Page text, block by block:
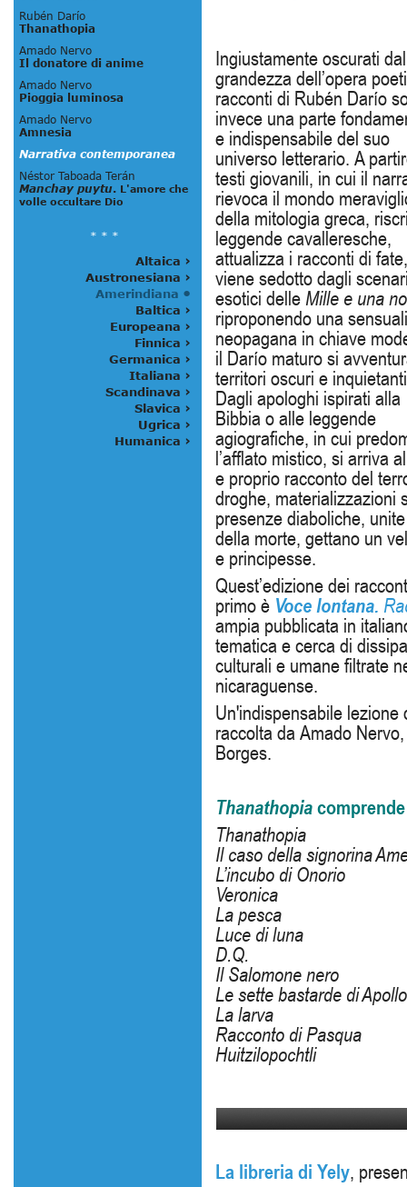
Ingiustamente oscurati
grandezza dell’opera
racconti di Rubén Darío
invece una parte
e indispensabile del suo
universo letterario. A
testi giovanili, in cui il
rievoca il mondo
della mitologia greca,
leggende cavalleresche,
attualizza i racconti di fate,
viene sedotto dagli
esotici delle Mille e una
riproponendo una
neopagana in chiave
il Darío maturo si
territori oscuri e
Dagli apologhi ispirati alla
Bibbia o alle leggende
agiografiche, in cui
l’afflato mistico, si arriva
e proprio racconto del
droghe, materializzazioni
presenze diaboliche,
della morte, gettano un
e principesse.
Quest’edizione dei
primo è Voce lontana.
ampia pubblicata in
tematica e cerca di
culturali e umane filtrate
nicaraguense.
Un'indispensabile
raccolta da Amado
Borges.
Thanathopia
Thanathopia
Il caso della signorina
L’incubo di Onorio
Veronica
La pesca
Luce di luna
D.Q.
Il Salomone nero
Le sette bastarde di Apollo
La larva
Racconto di Pasqua
Huitzilopochtli
La libreria di Yely,